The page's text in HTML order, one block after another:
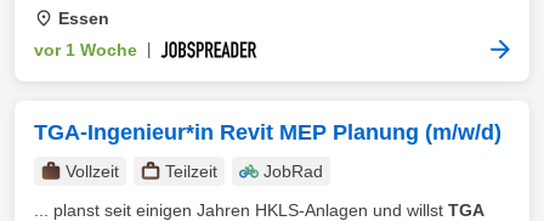
Essen
vor 1 Woche
TGA-Ingenieur*in Revit MEP Planung (m/w/d)
Vollzeit Teilzeit
JobRad
... planst seit einigen Jahren HKLS‑Anlagen und willst TGA